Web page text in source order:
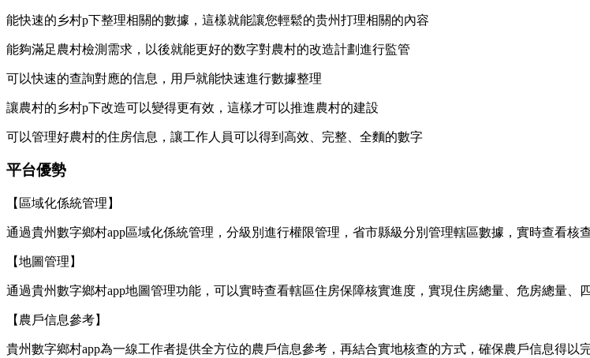
能快速的乡村p下整理相關的數據，這樣就能讓您輕鬆的贵州打理相關的內容
能夠滿足農村檢測需求，以後就能更好的数字對農村的改造計劃進行監管
可以快速的查詢對應的信息，用戶就能快速進行數據整理
讓農村的乡村p下改造可以變得更有效，這樣才可以推進農村的建設
可以管理好農村的住房信息，讓工作人員可以得到高效、完整、全麵的數字
平台優勢
【區域化係統管理】
通過貴州數字鄉村app區域化係統管理，分級別進行權限管理，省市縣級分別管理轄區數據，實時查看核
【地圖管理】
通過貴州數字鄉村app地圖管理功能，可以實時查看轄區住房保障核實進度，實現住房總量、危房總量、
【農戶信息參考】
貴州數字鄉村app為一線工作者提供全方位的農戶信息參考，再結合實地核查的方式，確保農戶信息得